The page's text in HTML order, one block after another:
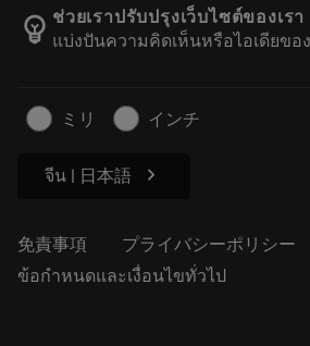
注文を追跡する
見積もりを作成する
Manufacturing Wellness
経歴
記事
プレス用
emoji_objects ช่วยเราปรับปรุงเว็บไซต์ของเรา
แบ่งปันความคิดเห็นหรือไอเดียข
ミリ インチ
จีน | 日本語 chevron_right
免責事項 プライバシーポリシー
ข้อกำหนดและเงื่อนไขทั่วไป